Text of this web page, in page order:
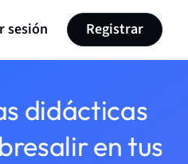
sesión Registrar
didácticas
en tus